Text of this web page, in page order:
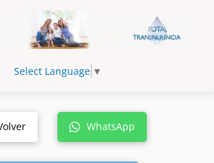
Select Language ▼
WhatsApp